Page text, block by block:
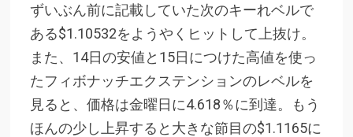
ずいぶん前に記載していた次のキーれベルで
ある$1.10532をようやくヒットして上抜け。
また、14日の安値と15日につけた高値を使っ
たフィボナッチエクステンションのレベルを
見ると、価格は金曜日に4.618％に到達。もう
ほんの少し上昇すると大きな節目の$1.1165に